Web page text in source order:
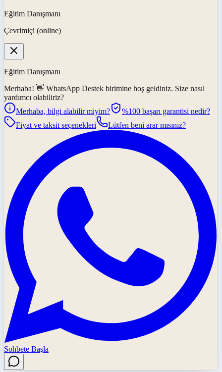
Eğitim Danışmanı
Çevrimiçi (online)
Eğitim Danışmanı
Merhaba! 👋 WhatsApp Destek birimine hoş geldiniz. Size nasıl
yardımcı olabiliriz?
Merhaba, bilgi alabilir miyim?
%100 başarı garantisi nedir?
Fiyat ve taksit seçenekleri
Lütfen beni arar mısınız?
Sohbete Başla